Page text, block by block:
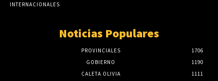
INTERNACIONALES
Noticias Populares
PROVINCIALES
1706
GOBIERNO
1190
CALETA OLIVIA
1111